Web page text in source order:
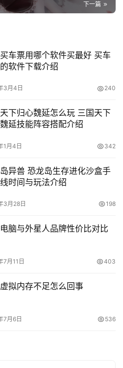
下一篇
车票用哪个软件买最好 买车
软件下载介绍
3月4日 240
下归心魏延怎么玩 三国天下
延技能阵容搭配介绍
1月4日 342
异兽 恐龙岛生存进化沙盒手
时间与玩法介绍
3月28日 198
脑与外星人品牌性价比对比
7月11日 403
拟内存不足怎么回事
7月6日 536